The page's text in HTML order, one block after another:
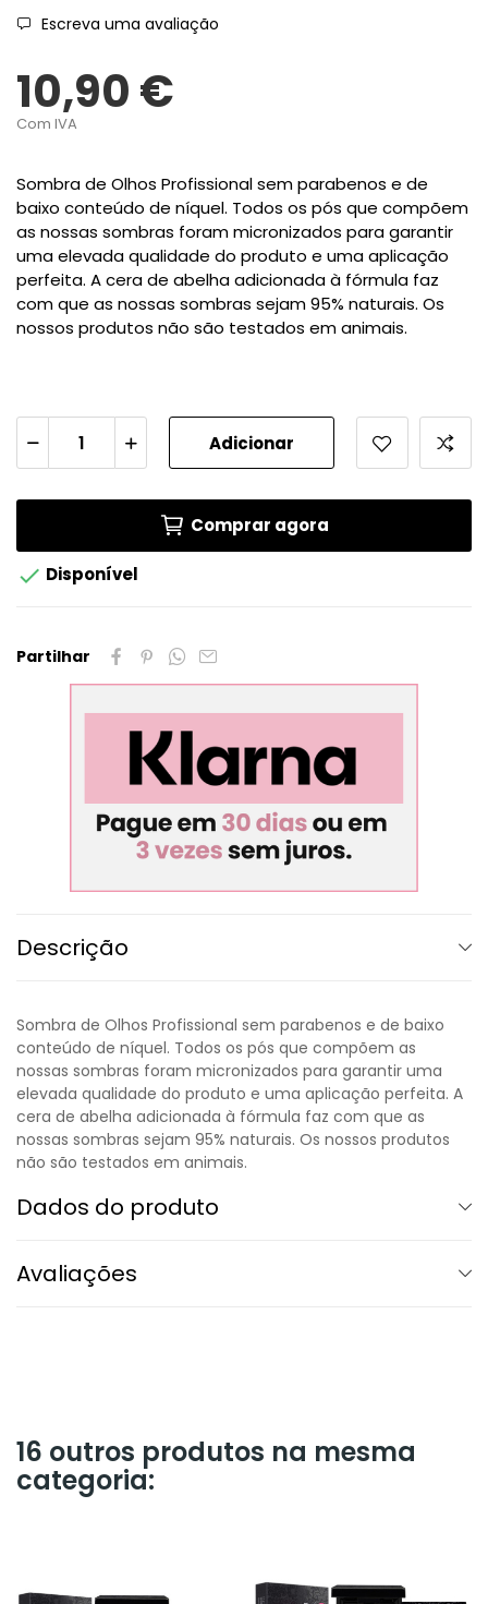
Escreva uma avaliação
10,90 €
Com IVA
Sombra de Olhos Profissional sem parabenos e de
baixo conteúdo de níquel. Todos os pós que compõem
as nossas sombras foram micronizados para garantir
uma elevada qualidade do produto e uma aplicação
perfeita. A cera de abelha adicionada à fórmula faz
com que as nossas sombras sejam 95% naturais. Os
nossos produtos não são testados em animais.
Adicionar
Comprar agora
 Disponível
Partilhar
Descrição
Sombra de Olhos Profissional sem parabenos e de baixo
conteúdo de níquel. Todos os pós que compõem as
nossas sombras foram micronizados para garantir uma
elevada qualidade do produto e uma aplicação perfeita. A
cera de abelha adicionada à fórmula faz com que as
nossas sombras sejam 95% naturais. Os nossos produtos
não são testados em animais.
Dados do produto
Avaliações
16 outros produtos na mesma
categoria: